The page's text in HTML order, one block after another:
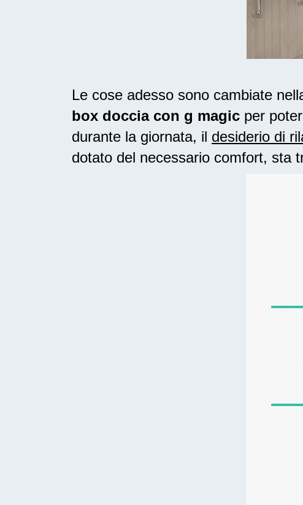
Le cose adesso sono cambiate
box doccia con g magic per
durante la giornata, il desiderio di
dotato del necessario comfort, sta